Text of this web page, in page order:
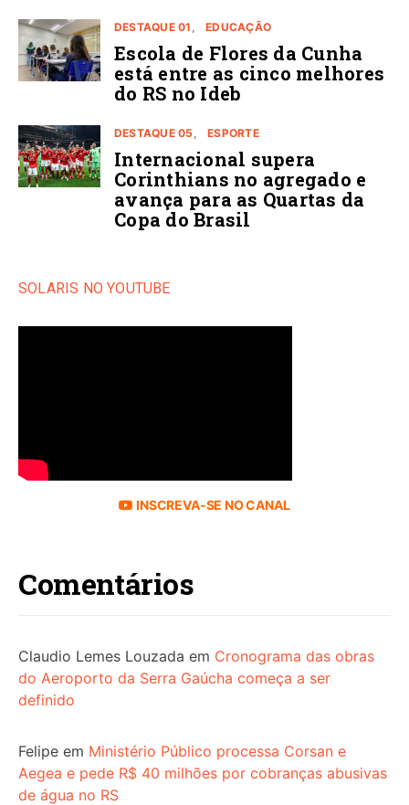
DESTAQUE 01 EDUCAÇÃO
Escola de Flores da Cunha
está entre as cinco melhores
do RS no Ideb
DESTAQUE 05 ESPORTE
Internacional supera
Corinthians no agregado e
avança para as Quartas da
Copa do Brasil
SOLARIS NO YOUTUBE
INSCREVA-SE NO CANAL
Comentários
Claudio Lemes Louzada em Cronograma das obras
do Aeroporto da Serra Gaúcha começa a ser
definido
Felipe em Ministério Público processa Corsan e
Aegea e pede R$ 40 milhões por cobranças abusivas
de água no RS